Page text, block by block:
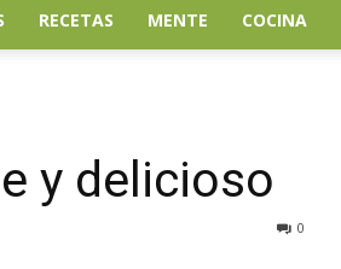
RECETAS MENTE COCINA
y delicioso
0